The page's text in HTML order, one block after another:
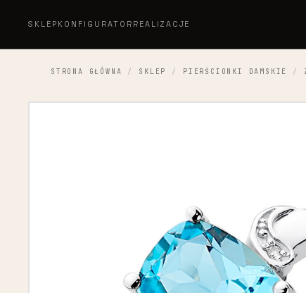
SKLEP KONFIGURATOR REALIZACJE
STRONA GŁÓWNA / SKLEP / PIERŚCIONKI DAMSKIE /